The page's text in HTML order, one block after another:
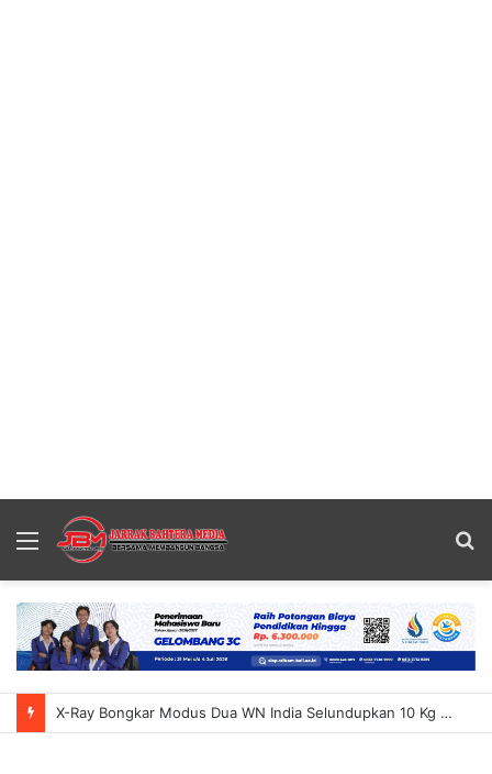
Menu
X-Ray Bongkar Modus Dua WN India Selundupkan 10 Kg Ganja Ke Bali